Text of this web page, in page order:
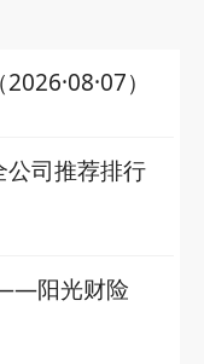
）
司推荐排行
阳光财险